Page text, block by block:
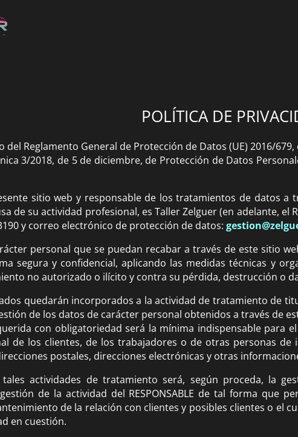
POLÍTICA DE
del Reglamento General de Protección de Datos (UE) 2016/
3/2018, de 5 de diciembre, de Protección de Datos
sitio web y responsable de los tratamientos de datos a
de su actividad profesional, es Taller Zelguer (en adelante, el
y correo electrónico de protección de datos:
personal que se puedan recabar a través de este sitio
segura y confidencial, aplicando las medidas técnicas y
no autorizado o ilícito y contra su pérdida, destrucción o
quedarán incorporados a la actividad de tratamiento de
de los datos de carácter personal obtenidos a través de
con obligatoriedad será la mínima indispensable para
de los clientes, de los trabajadores o de otras personas
postales, direcciones electrónicas y otras
actividades de tratamiento será, según proceda, la
de la actividad del RESPONSABLE de tal forma que
de la relación con clientes y posibles clientes o el
en cuestión.